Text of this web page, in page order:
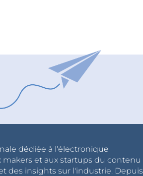
dédiée à l'électronique
et aux startups du contenu
des insights sur l'industrie. Depuis